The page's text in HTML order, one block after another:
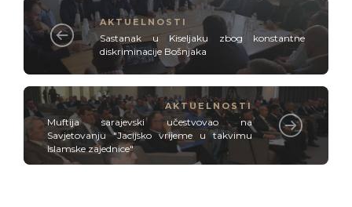
AKTUELNOSTI
Sastanak u Kiseljaku zbog konstantne
diskriminacije Bošnjaka
AKTUELNOSTI
Muftija sarajevski učestvovao na
Savjetovanju "Jacijsko vrijeme u takvimu
Islamske zajednice"